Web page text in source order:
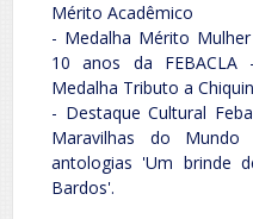
Mérito Acadêmico
- Medalha Mérito
10 anos da FEBACLA
Medalha Tributo a
- Destaque Cultural
Maravilhas do
antologias 'Um brinde
Bardos'.